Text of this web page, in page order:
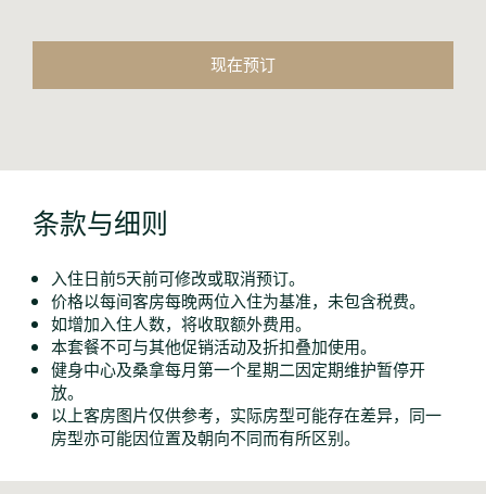
现在预订
条款与细则
入住日前5天前可修改或取消预订。
价格以每间客房每晚两位入住为基准，未包含税费。
如增加入住人数，将收取额外费用。
本套餐不可与其他促销活动及折扣叠加使用。
健身中心及桑拿每月第一个星期二因定期维护暂停开
放。
以上客房图片仅供参考，实际房型可能存在差异，同一
房型亦可能因位置及朝向不同而有所区别。